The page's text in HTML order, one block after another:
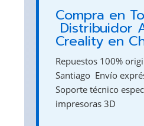
Compra en

Creality en
Repuestos 100%
Santiago  Envío
Soporte técnico
impresoras 3D